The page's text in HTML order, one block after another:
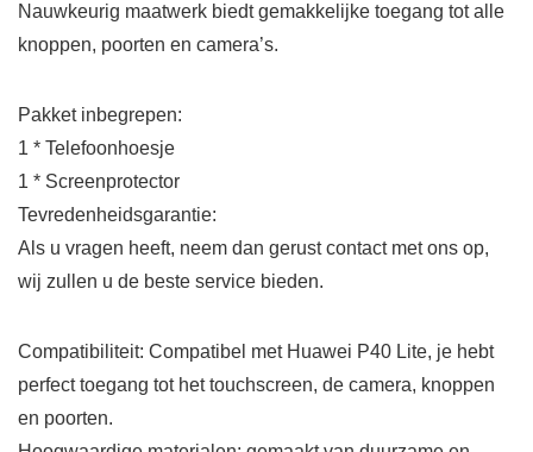
Nauwkeurig maatwerk biedt gemakkelijke toegang tot alle
knoppen, poorten en camera’s.
Pakket inbegrepen:
1 * Telefoonhoesje
1 * Screenprotector
Tevredenheidsgarantie:
Als u vragen heeft, neem dan gerust contact met ons op,
wij zullen u de beste service bieden.
Compatibiliteit: Compatibel met Huawei P40 Lite, je hebt
perfect toegang tot het touchscreen, de camera, knoppen
en poorten.